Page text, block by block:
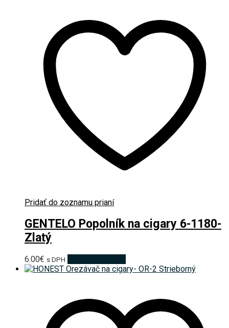
Pridať do zoznamu prianí
GENTELO Popolník na cigary 6-1180-
Zlatý
6.00€ s DPH